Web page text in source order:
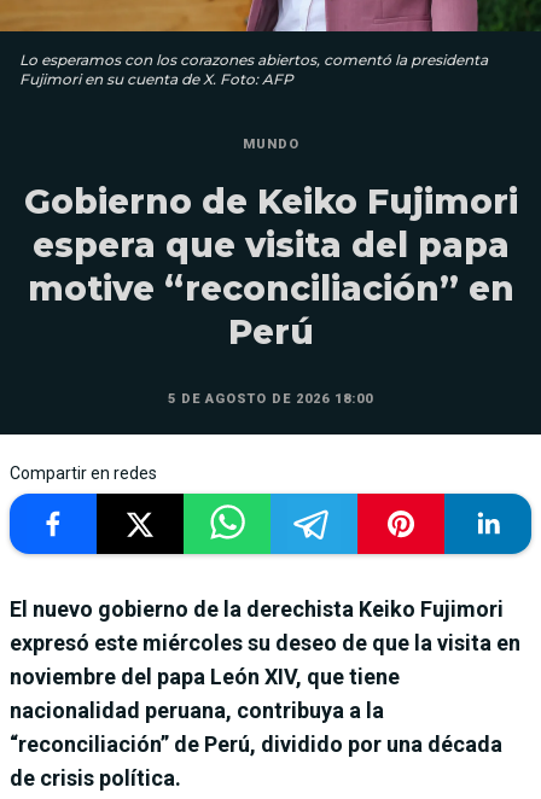
Lo esperamos con los corazones abiertos, comentó la presidenta
Fujimori en su cuenta de X. Foto: AFP
MUNDO
Gobierno de Keiko Fujimori
espera que visita del papa
motive “reconciliación” en
Perú
5 DE AGOSTO DE 2026 18:00
Compartir en redes
El nuevo gobierno de la derechista Keiko Fujimori
expresó este miércoles su deseo de que la visita en
noviembre del papa León XIV, que tiene
nacionalidad peruana, contribuya a la
“reconciliación” de Perú, dividido por una década
de crisis política.